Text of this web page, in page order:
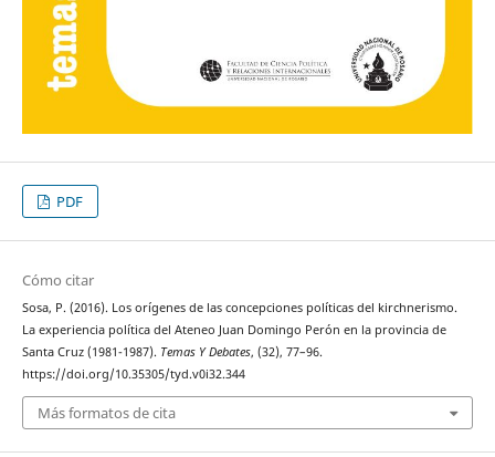
PDF
Cómo citar
Sosa, P. (2016). Los orígenes de las concepciones políticas del kirchnerismo.
La experiencia política del Ateneo Juan Domingo Perón en la provincia de
Santa Cruz (1981-1987). Temas Y Debates, (32), 77–96.
https://doi.org/10.35305/tyd.v0i32.344
Más formatos de cita